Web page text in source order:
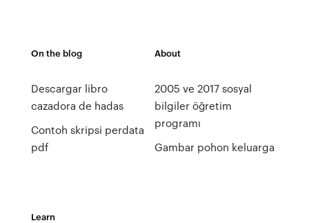
On the blog
Descargar libro
cazadora de hadas
Contoh skripsi perdata
pdf
About
2005 ve 2017 sosyal
bilgiler öğretim
programı
Gambar pohon keluarga
Learn